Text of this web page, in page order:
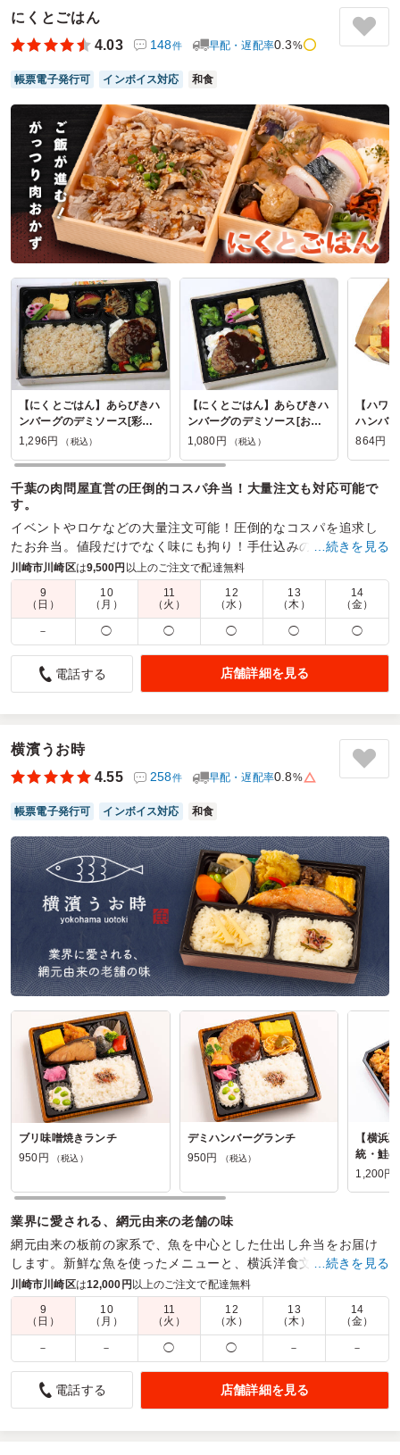
です。それぞれのお料理の味付けも美味しかったです。自分
で作るお弁当の参考にもなりました。配送の方が近くについ
たら連絡してくださったのも助かりました。
ご利用シーン： 会議・セミナー ›ランチミーティング
神奈川県川崎市川崎区田辺新田2026/07/15
トゥアンビの口コミをもっと見る
にくとごはん
4.03
148件 早配・遅配率0.3%
帳票電子発行可 インボイス対応 和食
【にくとごはん】あらびきハ
ンバーグのデミソース[彩り
弁当幕の内]
1,296円 （税込）
【にくとごはん】あらびきハ
ンバーグのデミソース[お好
み幕の内弁当]
1,080円 （税込）
【ハワ
ハンバ
864円
千葉の肉問屋直営の圧倒的コスパ弁当！大量注文も対応可能で
す。
イベントやロケなどの大量注文可能！圧倒的なコスパを追求し
たお弁当。値段だけでなく味にも拘り！手仕込みの唐揚げや定
番の生姜焼きなどもラインナップ！
商品数： 締切日時： 1日前10:00 価格帯：
864円～1,404円
配達時間：
6:00～17:00
２時間以上早い到着
4.0
選んだはずが、そのメインが少ないためあまり変化を感じま
全体としては満足です。
10：30～の指定に対して8：30とかに来ました。オフィスが
オープンしていなかったらどうするのでしょうね。時間は幅
を利かせているのですから時間通りに来てほしいものです。
ご利用シーン： イベント運営
イベントスタッフ
参加者の年齢：
40代～50代男女比：男性多め
神奈川県川崎市川崎区駅前本町2025/11/25
にくとごはんの口コミをもっと見る
…続きを見る
川崎市川崎区は9,500円 以上のご注文で配達無料
9
（日）
10
（月）
11
（火）
12
（水）
13
（木）
14
（金）
－ ◯ ◯ ◯ ◯ ◯
電話する 店舗詳細を見る
横濱うお時
4.55
258件 早配・遅配率0.8%
帳票電子発行可 インボイス対応 和食
ブリ味噌焼きランチ
950円
（税込）
デミハンバーグランチ
950円
（税込）
【横浜
統・鮭
1,200円
業界に愛される、網元由来の老舗の味
網元由来の板前の家系で、魚を中心とした仕出し弁当をお届け
します。新鮮な魚を使ったメニューと、横浜洋食文化も取り入
れた和洋折衷の2つを軸に仕立てたこだわりのお弁当です。
商品数： 締切日時： 2日前11:00 価格帯：
950円～1,200円
配達時間：
10:30～18:00
参加者にとても好評でした
5.0
…続きを見る
川崎市川崎区は12,000円以上のご注文で配達無料
9
（日）
10
（月）
11
（火）
12
（水）
13
（木）
14
（金）
－ － ◯ ◯ － －
電話する 店舗詳細を見る